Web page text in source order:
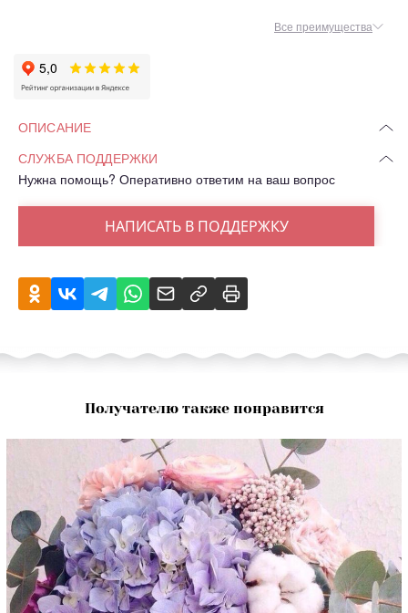
Все преимущества
ОПИСАНИЕ
СЛУЖБА ПОДДЕРЖКИ
Нужна помощь? Оперативно ответим на ваш вопрос
НАПИСАТЬ В ПОДДЕРЖКУ
Получателю также понравится